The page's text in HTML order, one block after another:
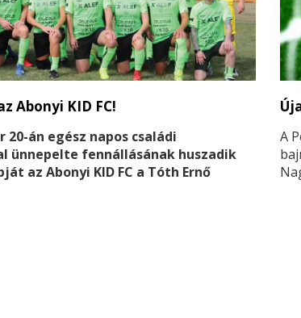
Abonyi KID FC!
20-án egész napos családi
ünnepelte fennállásának huszadik
az Abonyi KID FC a Tóth Ernő
A